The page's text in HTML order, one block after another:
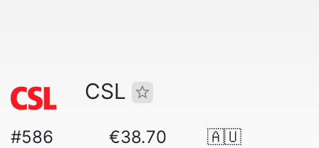
CSL
#586
€38.70
🇦🇺